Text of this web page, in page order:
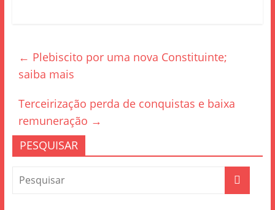
b
o
o
k
← Plebiscito por uma nova Constituinte;
saiba mais
Terceirização perda de conquistas e baixa
remuneração →
PESQUISAR